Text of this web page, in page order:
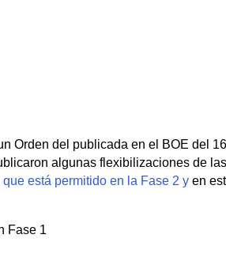
Orden del publicada en el BOE del
algunas flexibilizaciones de
que está permitido en la Fase 2 y en
Fase 1